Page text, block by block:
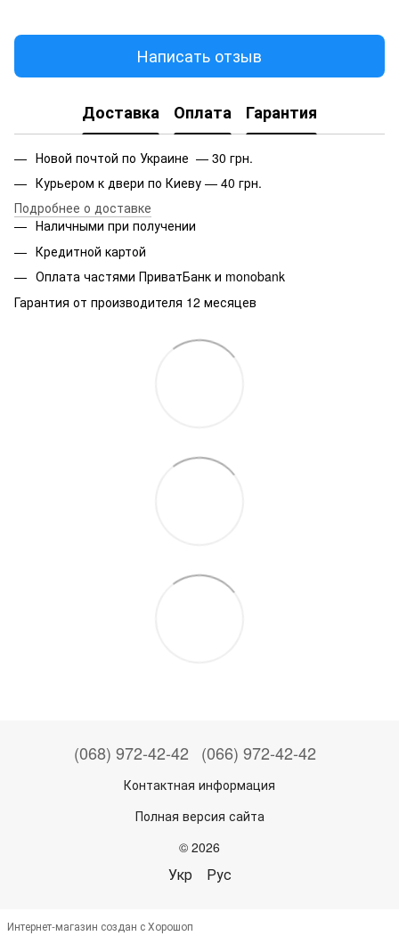
Написать отзыв
Доставка Оплата Гарантия
Новой почтой по Украине — 30 грн.
Курьером к двери по Киеву — 40 грн.
Подробнее о доставке
Наличными при получении
Кредитной картой
Оплата частями ПриватБанк и monobank
Гарантия от производителя 12 месяцев
(068) 972-42-42 (066) 972-42-42
Контактная информация
Полная версия сайта
© 2026
Укр Рус
Интернет-магазин создан с Хорошоп